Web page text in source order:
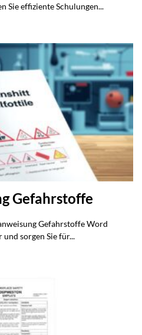
Sie effiziente Schulungen...
Gefahrstoffe
Gefahrstoffe Word
sorgen Sie für...